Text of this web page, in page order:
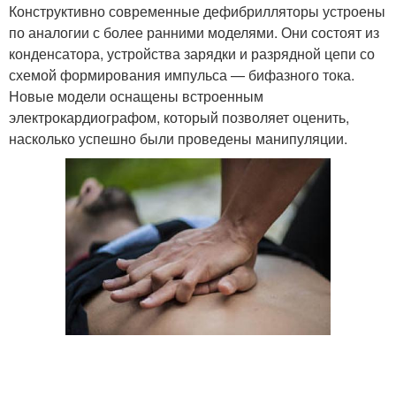
Конструктивно современные дефибрилляторы устроены
по аналогии с более ранними моделями. Они состоят из
конденсатора, устройства зарядки и разрядной цепи со
схемой формирования импульса — бифазного тока.
Новые модели оснащены встроенным
электрокардиографом, который позволяет оценить,
насколько успешно были проведены манипуляции.